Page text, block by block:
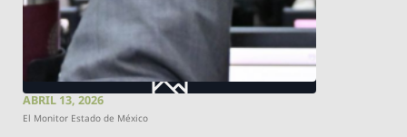
ABRIL 13, 2026
El Monitor Estado de México